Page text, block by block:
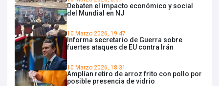
Debaten el impacto económico y social
del Mundial en NJ
10 Marzo 2026, 19:47
Informa secretario de Guerra sobre
fuertes ataques de EU contra Irán
10 Marzo 2026, 18:31
Amplían retiro de arroz frito con pollo por
posible presencia de vidrio